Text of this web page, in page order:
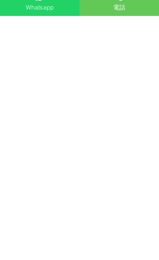
座檯安裝服務
送貨費用：$200(偏遠地區或需額外收
Whatsapp 電話